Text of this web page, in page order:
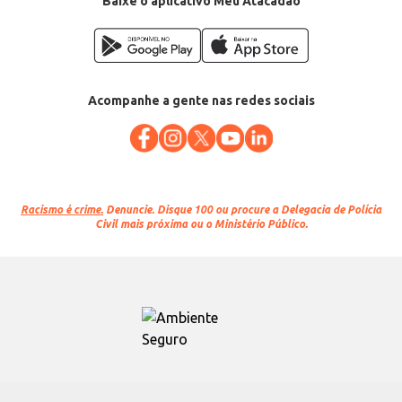
Acompanhe a gente nas redes sociais
Racismo é crime. Denuncie. Disque 100 ou procure a Delegacia de Polícia
Civil mais próxima ou o Ministério Público.